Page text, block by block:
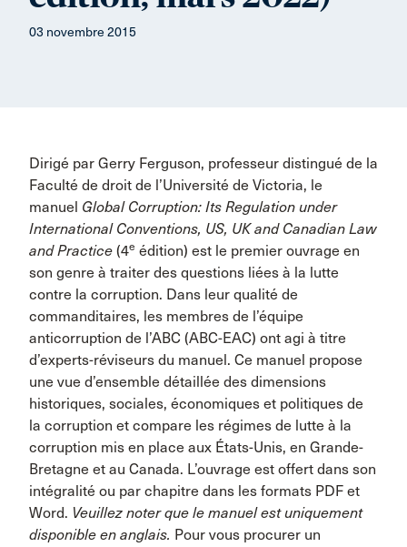
03 novembre 2015
Dirigé par Gerry Ferguson, professeur distingué de la
Faculté de droit de l’Université de Victoria, le
manuel Global Corruption: Its Regulation under
International Conventions, US, UK and Canadian Law
and Practice (4e édition) est le premier ouvrage en
son genre à traiter des questions liées à la lutte
contre la corruption. Dans leur qualité de
commanditaires, les membres de l’équipe
anticorruption de l’ABC (ABC-EAC) ont agi à titre
d’experts-réviseurs du manuel. Ce manuel propose
une vue d’ensemble détaillée des dimensions
historiques, sociales, économiques et politiques de
la corruption et compare les régimes de lutte à la
corruption mis en place aux États-Unis, en Grande-
Bretagne et au Canada. L’ouvrage est offert dans son
intégralité ou par chapitre dans les formats PDF et
Word. Veuillez noter que le manuel est uniquement
disponible en anglais. Pour vous procurer un